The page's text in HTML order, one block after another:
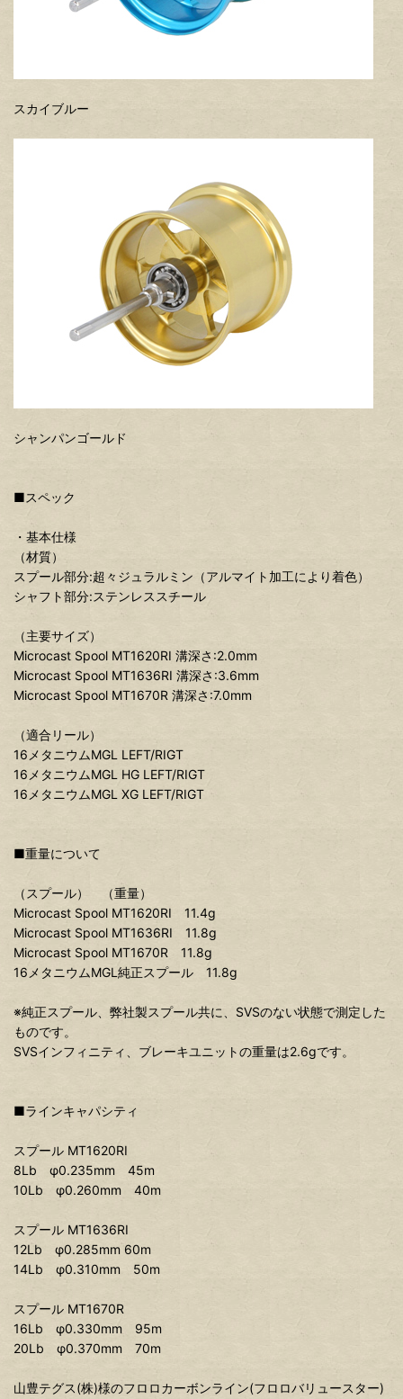
スカイブルー
シャンパンゴールド
■スペック
・基本仕様
（材質）
スプール部分:超々ジュラルミン（アルマイト加工により着色）
シャフト部分:ステンレススチール
（主要サイズ）
Microcast Spool MT1620RI 溝深さ:2.0mm
Microcast Spool MT1636RI 溝深さ:3.6mm
Microcast Spool MT1670R 溝深さ:7.0mm
（適合リール）
16メタニウムMGL LEFT/RIGT
16メタニウムMGL HG LEFT/RIGT
16メタニウムMGL XG LEFT/RIGT
■重量について
（スプール） （重量）
Microcast Spool MT1620RI 11.4g
Microcast Spool MT1636RI 11.8g
Microcast Spool MT1670R 11.8g
16メタニウムMGL純正スプール 11.8g
※純正スプール、弊社製スプール共に、SVSのない状態で測定した
ものです。
SVSインフィニティ、ブレーキユニットの重量は2.6gです。
■ラインキャパシティ
スプール MT1620RI
8Lb φ0.235mm 45m
10Lb φ0.260mm 40m
スプール MT1636RI
12Lb φ0.285mm 60m
14Lb φ0.310mm 50m
スプール MT1670R
16Lb φ0.330mm 95m
20Lb φ0.370mm 70m
山豊テグス(株)様のフロロカーボンライン(フロロバリュースター)